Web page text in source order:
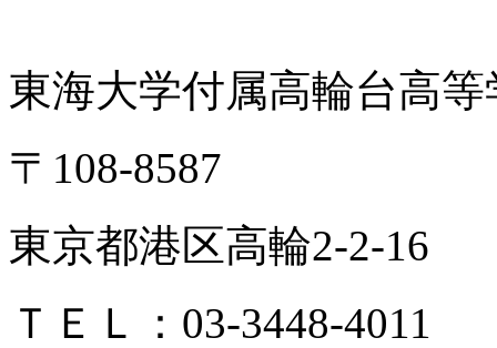
東海大学付属高輪台高
〒108-8587
東京都港区高輪2-2-16
ＴＥＬ：03-3448-4011